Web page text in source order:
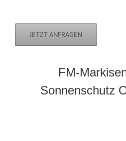
JETZT ANFRAGEN
FM-
Sonnenschutz